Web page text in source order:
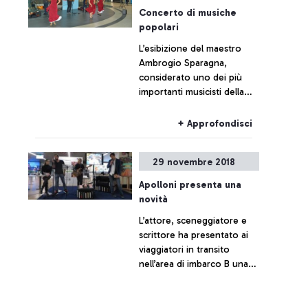
scultore argentino
Alejandro Marmo, è
esposta agli arrivi
internazionali a beneficio
dei passeggeri in transito
sulla Capitale.
Concerto di musiche
popolari
L’esibizione del maestro
Ambrogio Sparagna,
considerato uno dei più
importanti musicisti della
insieme con altri due soliti e
tre ballerine si è svolta
nell'area di imbarco E.
+ Approfondisci
29 novembre 2018
Apolloni presenta una
novità
L’attore, sceneggiatore e
scrittore ha presentato ai
viaggiatori in transito
nell’area di imbarco B una